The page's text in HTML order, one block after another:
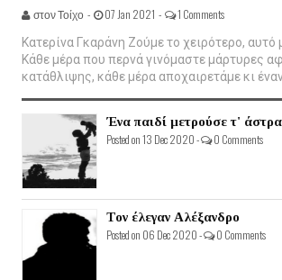
στον Τοίχο - 07 Jan 2021 - 1 Comments
Κατερίνα Γκαράνη Ζούμε το χειρότερο, αυτό
Κάθε μέρα που περνά γινόμαστε μάρτυρες
κατάθλιψης, κάθε μέρα αποχαιρετάμε κι
Ένα παιδί μετρούσε τ' άστρα
Posted on 13 Dec 2020 - 0 Comments
Τον έλεγαν Αλέξανδρο
Posted on 06 Dec 2020 - 0 Comments